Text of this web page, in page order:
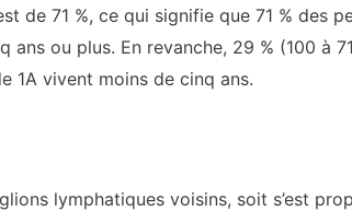
de 71 %, ce qui signifie que 71 % des
ou plus. En revanche, 29 % (100 à
1A vivent moins de cinq ans.
lymphatiques voisins, soit s’est